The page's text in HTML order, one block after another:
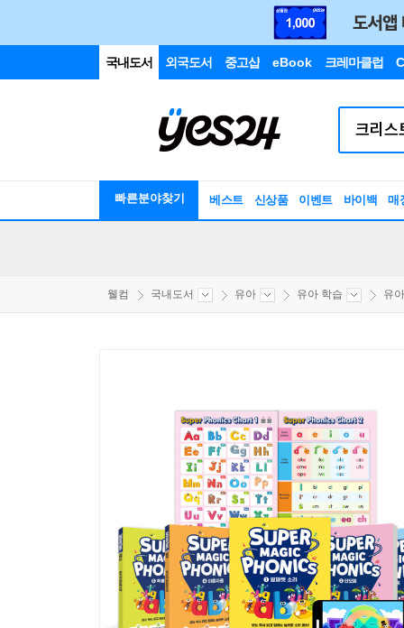
국내도서 외국도서 중고샵 eBook 크레마클럽
빠른분야찾기 베스트 신상품 이벤트 바이백 매
웰컴 국내도서 유아 유아 학습 유